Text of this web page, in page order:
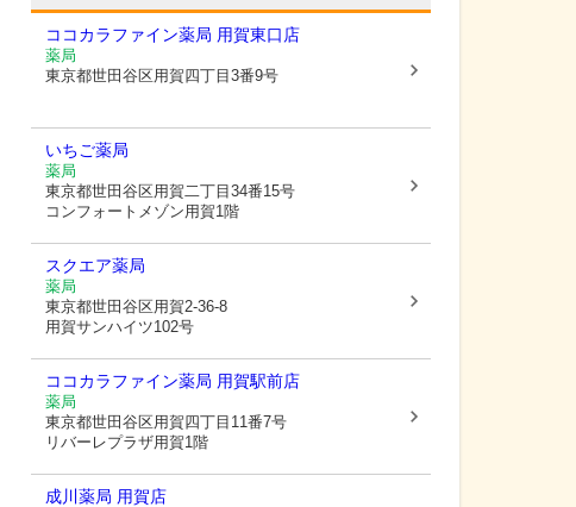
ココカラファイン薬局 用賀東口店
薬局
東京都世田谷区用賀四丁目3番9号
いちご薬局
薬局
東京都世田谷区用賀二丁目34番15号
コンフォートメゾン用賀1階
スクエア薬局
薬局
東京都世田谷区用賀2-36-8
用賀サンハイツ102号
ココカラファイン薬局 用賀駅前店
薬局
東京都世田谷区用賀四丁目11番7号
リバーレプラザ用賀1階
成川薬局 用賀店